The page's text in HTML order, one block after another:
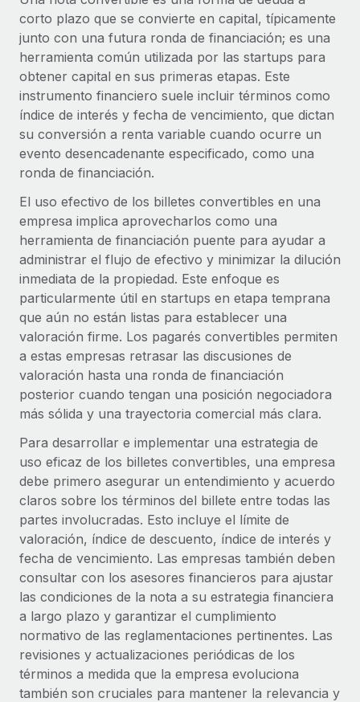
Contractor Management
Integra y gestiona a autónomos globalmente.
PEO
Externaliza tareas laborales complejas.
INFRAESTRUCTURA
Conexión Remote
Integra los RR. HH. en tus flujos de trabajo sin
complicaciones.
Plataforma
Funciones esenciales de RR. HH. integradas para tu
equipo.
Conectar Nuevo
Conecta cualquier herramienta de IA con Remote
mediante nuestro MCP.
Integraciones
Optimiza los procesos con herramientas empresariales
SERVICIOS
Pregunta a un experto
Obtén ayuda de gente experta en RR. HH. globales
y cumplimiento normativo.
Comprobaciones de antecedentes
Simplifica los procesos de cribado de candidatos.
Cumplimiento normativo
Adelántate a los riesgos de cumplimiento
normativo.
Compáranos con otras empresas.
ETAPAS DE CRECIMIENTO
Startups
Soluciones ágiles de RR. HH. globales y nóminas para
empresas en crecimiento.
Mediana empresa
Amplía tu equipo con soluciones de RR. HH.
personalizadas.
Empresa
RR. HH. globales para grandes empresas.
ASOCIARSE
Socios tecnológicos estratégicos
Integra la gestión de los RR. HH. globales en tu
plataforma de forma flexible.
Asociarse
Descubre oportunidades de colaborar con nosotros.
Remote Build
Próximamente
Consultoría de integraciones y automatización con IA.
CASOS PRÁCTICOS
Calculadora de pagos a autónomos
Descubre opciones de divisas y tiempos de pago para
autónomos globales.
APRENDIZAJE CON REMOTE
Guías y recursos
Casos prácticos
Glosario de RR. HH.
Listas de verificación y plantillas
Biblioteca de descripciones de puestos
Webinarios
Eventos
Sala de prensa
Información sobre salarios y talento
Centro de información
Obtén ayuda
BLOG
Nómina global
EOR y PEO
Contractor Management
Impuestos
Nederlands
Français
Deutsch
Español
Português (Portugal)
日本語
한국어
中文（简体）
Iniciar sesión
corto plazo que se convierte en capital, típicamente
junto con una futura ronda de financiación; es una
herramienta común utilizada por las startups para
obtener capital en sus primeras etapas. Este
instrumento financiero suele incluir términos como
índice de interés y fecha de vencimiento, que dictan
su conversión a renta variable cuando ocurre un
evento desencadenante especificado, como una
ronda de financiación.
El uso efectivo de los billetes convertibles en una
empresa implica aprovecharlos como una
herramienta de financiación puente para ayudar a
administrar el flujo de efectivo y minimizar la dilución
inmediata de la propiedad. Este enfoque es
particularmente útil en startups en etapa temprana
que aún no están listas para establecer una
valoración firme. Los pagarés convertibles permiten
a estas empresas retrasar las discusiones de
valoración hasta una ronda de financiación
posterior cuando tengan una posición negociadora
más sólida y una trayectoria comercial más clara.
Para desarrollar e implementar una estrategia de
uso eficaz de los billetes convertibles, una empresa
debe primero asegurar un entendimiento y acuerdo
claros sobre los términos del billete entre todas las
partes involucradas. Esto incluye el límite de
valoración, índice de descuento, índice de interés y
fecha de vencimiento. Las empresas también deben
consultar con los asesores financieros para ajustar
las condiciones de la nota a su estrategia financiera
a largo plazo y garantizar el cumplimiento
normativo de las reglamentaciones pertinentes. Las
revisiones y actualizaciones periódicas de los
términos a medida que la empresa evoluciona
también son cruciales para mantener la relevancia y